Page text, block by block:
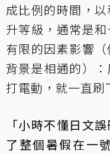
成比例的時間，
升等級，通常是
有限的因素影響
背景是相通的）
打電動，就一直刷
「小時不懂日文
了整個暑假在一